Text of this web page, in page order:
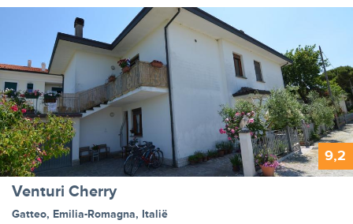
9,2
Venturi Cherry
Gatteo, Emilia-Romagna, Italië